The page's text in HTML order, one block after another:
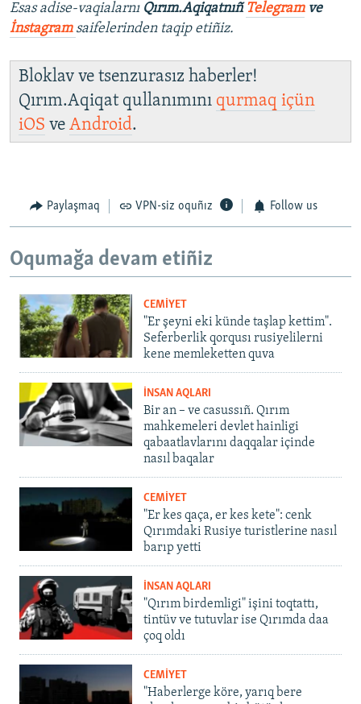
Esas adise-vaqialarnı Qırım.Aqiqatnıñ Telegramve
İnstagram saifelerinden taqip etiñiz.
Bloklav ve tsenzurasız haberler!
Qırım.Aqiqat qullanımını qurmaq içün
iOS ve Android.
Paylaşmaq VPN-siz oquñız Follow us
Oqumağa devam etiñiz
CEMİYET
"Er şeyni eki künde taşlap kettim".
Seferberlik qorqusı rusiyelilerni
kene memleketten quva
İNSAN AQLARI
Bir an – ve casussıñ. Qırım
mahkemeleri devlet hainligi
qabaatlavlarını daqqalar içinde
nasıl baqalar
CEMİYET
"Er kes qaça, er kes kete": cenk
Qırımdaki Rusiye turistlerine nasıl
barıp yetti
İNSAN AQLARI
"Qırım birdemligi" işini toqtattı,
tintüv ve tutuvlar ise Qırımda daa
çoq oldı
CEMİYET
"Haberlerge köre, yarıq bere